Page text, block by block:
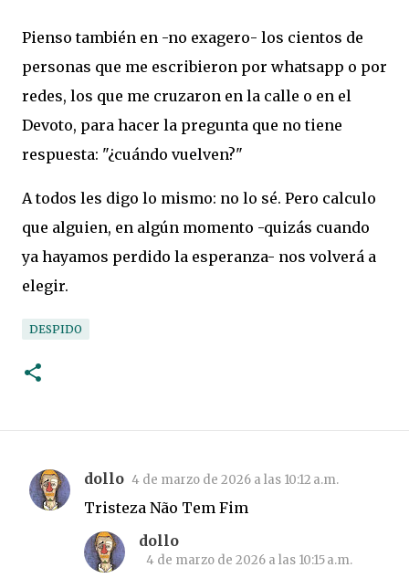
Pienso también en -no exagero- los cientos de
personas que me escribieron por whatsapp o por
redes, los que me cruzaron en la calle o en el
Devoto, para hacer la pregunta que no tiene
respuesta: "¿cuándo vuelven?"
A todos les digo lo mismo: no lo sé. Pero calculo
que alguien, en algún momento -quizás cuando
ya hayamos perdido la esperanza- nos volverá a
elegir.
DESPIDO
C
o
dollo 4 de marzo de 2026 a las 10:12 a.m.
Tristeza Não Tem Fim
dollo
4 de marzo de 2026 a las 10:15 a.m.